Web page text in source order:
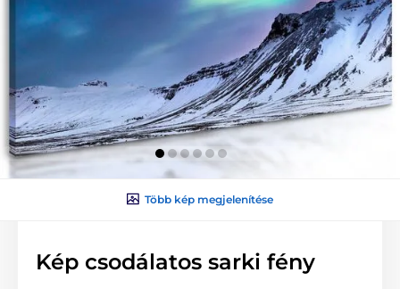
Több kép megjelenítése
Kép csodálatos sarki fény